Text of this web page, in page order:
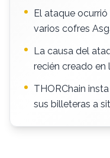
El ataque
varios cofres
La causa del
recién creado en
THORChain
sus billeteras a